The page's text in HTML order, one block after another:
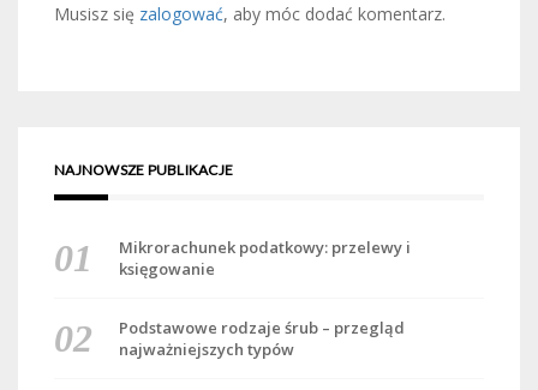
Musisz się zalogować, aby móc dodać komentarz.
NAJNOWSZE PUBLIKACJE
Mikrorachunek podatkowy: przelewy i
księgowanie
Podstawowe rodzaje śrub – przegląd
najważniejszych typów